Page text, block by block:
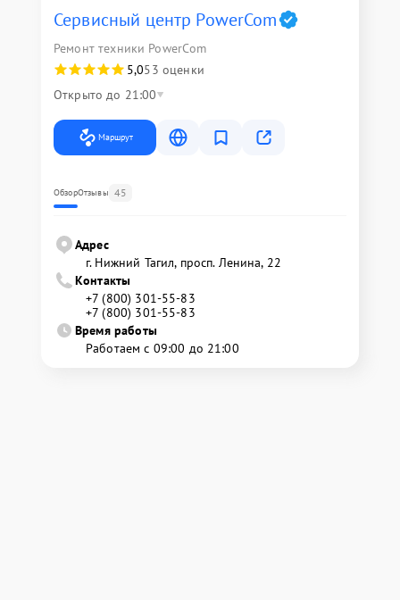
Сервисный центр PowerCom
Ремонт техники PowerCom
5,053 оценки
Открыто до 21:00
Маршрут
ОбзорОтзывы 45
Адрес
г. Нижний Тагил, просп. Ленина, 22
Контакты
+7 (800) 301-55-83
+7 (800) 301-55-83
Время работы
Работаем с 09:00 до 21:00